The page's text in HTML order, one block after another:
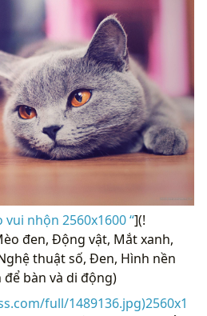
nhộn 2560x1600 “](!
đen, Động vật, Mắt xanh,
thuật số, Đen, Hình nền
bàn và di động)
full/1489136.jpg)2560x1